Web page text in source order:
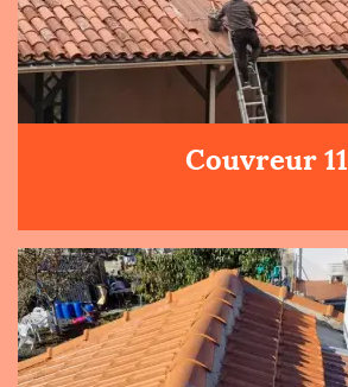
Couvreur 11